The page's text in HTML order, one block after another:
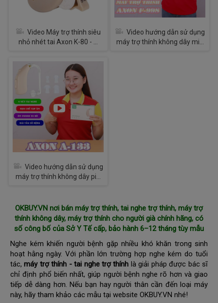
Video Máy trợ thính siêu
nhỏ nhét tai Axon K-80 - ...
Video hướng dẫn sử dụng
máy trợ thính không dây mi...
Video hướng dẫn sử dụng
máy trợ thính không dây pi...
OKBUY.VN nơi bán máy trợ thính, tai nghe trợ thính, máy trợ
thính không dây, máy trợ thính cho người già chính hãng, có
số công bố của Sở Y Tế cấp, bảo hành 6–12 tháng tùy mẫu
Nghe kém khiến người bệnh gặp nhiều khó khăn trong sinh
hoạt hằng ngày. Với phần lớn trường hợp nghe kém do tuổi
tác,máy trợ thính - tai nghe trợ thính là giải pháp được bác sĩ
chỉ định phổ biến nhất, giúp người bệnh nghe rõ hơn và giao
tiếp dễ dàng hơn. Nếu bạn hay người thân cần đến loại máy
này, hãy tham khảo các mẫu tại website OKBUY.VN nhé!